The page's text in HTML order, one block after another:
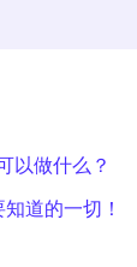
以做什么？
道的一切！